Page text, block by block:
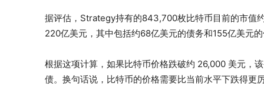
据评估，Strategy持有的843,700枚比特币目前的市值
220亿美元，其中包括约68亿美元的债务和155亿美元
根据这项计算，如果比特币价格跌破约 26,000 美元，
债。换句话说，比特币的价格需要比当前水平下跌得更